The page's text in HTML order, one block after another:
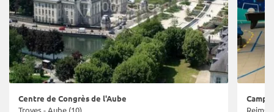
Centre de Congrès de l'Aube
Troyes - Aube (10)
Reims